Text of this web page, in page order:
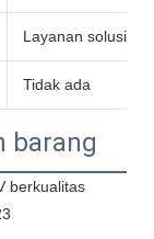
Layanan solusi
Tidak ada
barang